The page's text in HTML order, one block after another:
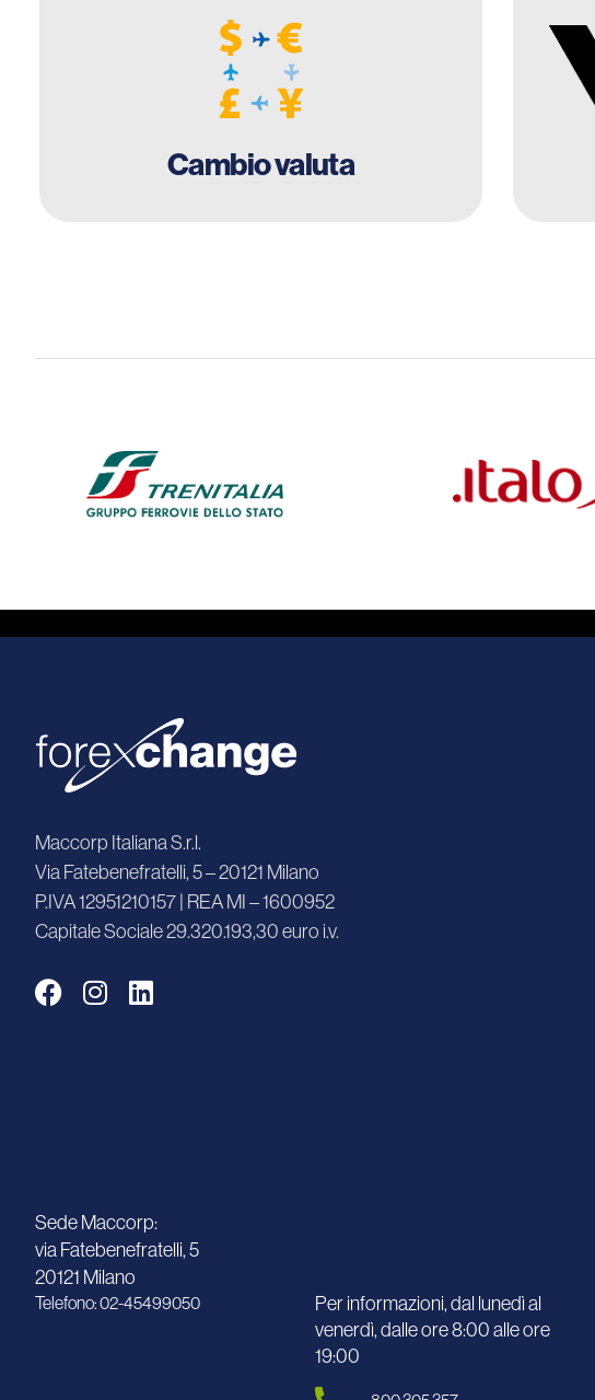
Cambio valuta
Maccorp Italiana S.r.l.
Via Fatebenefratelli, 5 – 20121 Milano
P.IVA 12951210157 | REA MI – 1600952
Capitale Sociale 29.320.193,30 euro i.v.
Sede Maccorp:
via Fatebenefratelli, 5
20121 Milano
Telefono: 02-45499050
Per informazioni, dal lunedì al
venerdì, dalle ore 8:00 alle ore
19:00